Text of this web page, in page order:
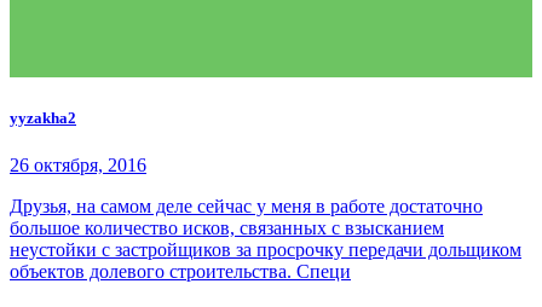
yyzakha2
26 октября, 2016
Друзья, на самом деле сейчас у меня в работе достаточно
большое количество исков, связанных с взысканием
неустойки с застройщиков за просрочку передачи дольщиком
объектов долевого строительства. Специ